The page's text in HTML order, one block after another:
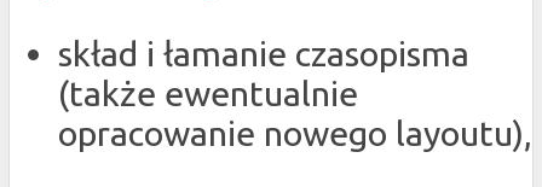
skład i łamanie czasopisma
(także ewentualnie
opracowanie nowego layoutu),